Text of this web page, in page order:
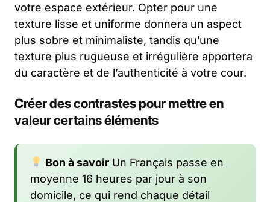
votre espace extérieur. Opter pour une
texture lisse et uniforme donnera un aspect
plus sobre et minimaliste, tandis qu’une
texture plus rugueuse et irrégulière apportera
du caractère et de l’authenticité à votre cour.
Créer des contrastes pour mettre en
valeur certains éléments
Bon à savoirUn Français passe en
moyenne 16 heures par jour à son
domicile, ce qui rend chaque détail